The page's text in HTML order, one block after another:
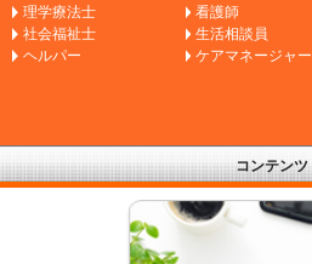
理学療法士
看護師
社会福祉士
生活相談員
ヘルパー
ケアマネージャー
コンテンツ